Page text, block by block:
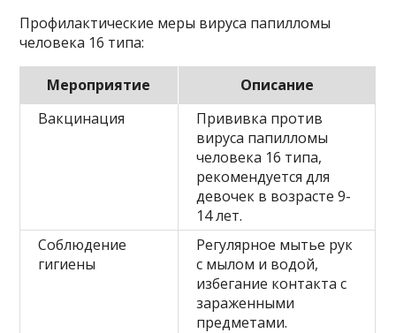
Профилактические меры вируса папилломы
человека 16 типа:
Мероприятие
Описание
Вакцинация
Прививка против
вируса папилломы
человека 16 типа,
рекомендуется для
девочек в возрасте 9-
14 лет.
Соблюдение
гигиены
Регулярное мытье рук
с мылом и водой,
избегание контакта с
зараженными
предметами.